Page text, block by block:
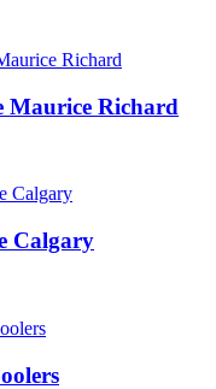
Maurice Richard
Calgary